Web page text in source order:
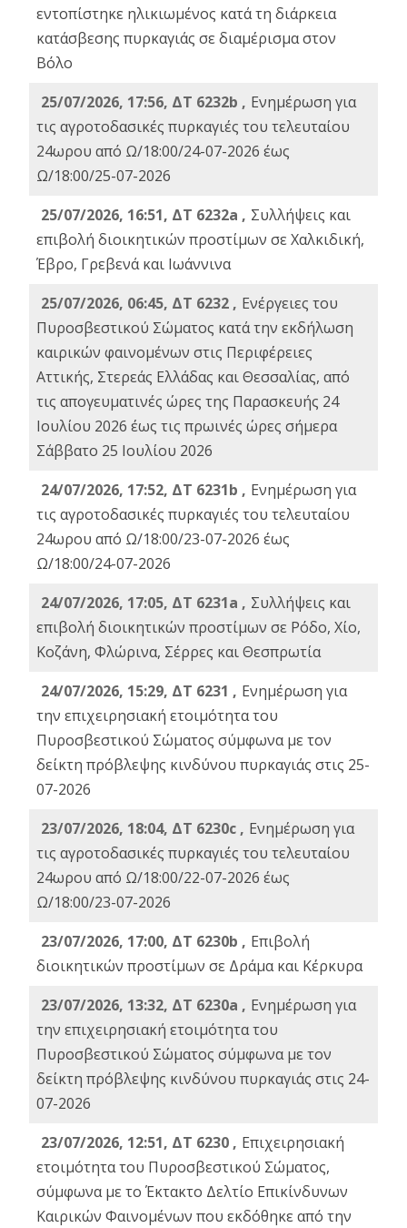
εντοπίστηκε ηλικιωμένος κατά τη διάρκεια
κατάσβεσης πυρκαγιάς σε διαμέρισμα στον
Βόλο
25/07/2026, 17:56, ΔΤ 6232b , Ενημέρωση για
τις αγροτοδασικές πυρκαγιές του τελευταίου
24ωρου από Ω/18:00/24-07-2026 έως
Ω/18:00/25-07-2026
25/07/2026, 16:51, ΔΤ 6232a , Συλλήψεις και
επιβολή διοικητικών προστίμων σε Χαλκιδική,
Έβρο, Γρεβενά και Ιωάννινα
25/07/2026, 06:45, ΔΤ 6232 , Ενέργειες του
Πυροσβεστικού Σώματος κατά την εκδήλωση
καιρικών φαινομένων στις Περιφέρειες
Αττικής, Στερεάς Ελλάδας και Θεσσαλίας, από
τις απογευματινές ώρες της Παρασκευής 24
Ιουλίου 2026 έως τις πρωινές ώρες σήμερα
Σάββατο 25 Ιουλίου 2026
24/07/2026, 17:52, ΔΤ 6231b , Ενημέρωση για
τις αγροτοδασικές πυρκαγιές του τελευταίου
24ωρου από Ω/18:00/23-07-2026 έως
Ω/18:00/24-07-2026
24/07/2026, 17:05, ΔΤ 6231a , Συλλήψεις και
επιβολή διοικητικών προστίμων σε Ρόδο, Χίο,
Κοζάνη, Φλώρινα, Σέρρες και Θεσπρωτία
24/07/2026, 15:29, ΔΤ 6231 , Ενημέρωση για
την επιχειρησιακή ετοιμότητα του
Πυροσβεστικού Σώματος σύμφωνα με τον
δείκτη πρόβλεψης κινδύνου πυρκαγιάς στις 25-
07-2026
23/07/2026, 18:04, ΔΤ 6230c , Ενημέρωση για
τις αγροτοδασικές πυρκαγιές του τελευταίου
24ωρου από Ω/18:00/22-07-2026 έως
Ω/18:00/23-07-2026
23/07/2026, 17:00, ΔΤ 6230b , Επιβολή
διοικητικών προστίμων σε Δράμα και Κέρκυρα
23/07/2026, 13:32, ΔΤ 6230a , Ενημέρωση για
την επιχειρησιακή ετοιμότητα του
Πυροσβεστικού Σώματος σύμφωνα με τον
δείκτη πρόβλεψης κινδύνου πυρκαγιάς στις 24-
07-2026
23/07/2026, 12:51, ΔΤ 6230 , Επιχειρησιακή
ετοιμότητα του Πυροσβεστικού Σώματος,
σύμφωνα με το Έκτακτο Δελτίο Επικίνδυνων
Καιρικών Φαινομένων που εκδόθηκε από την